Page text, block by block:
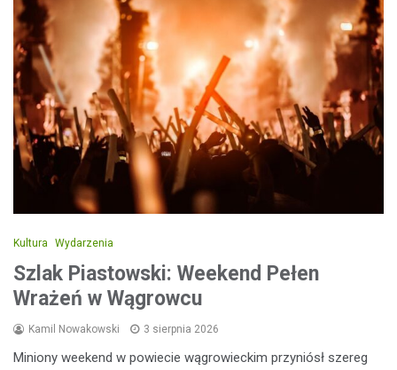
Kultura Wydarzenia
Szlak Piastowski: Weekend Pełen
Wrażeń w Wągrowcu
Kamil Nowakowski 3 sierpnia 2026
Miniony weekend w powiecie wągrowieckim przyniósł szereg